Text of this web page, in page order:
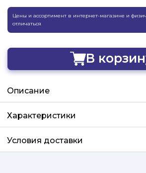
Цены и ассортимент в интернет-магазине и
отличаться
В
Описание
Характеристики
Условия доставки